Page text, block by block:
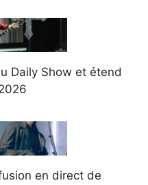
Daily Show et étend
en direct de